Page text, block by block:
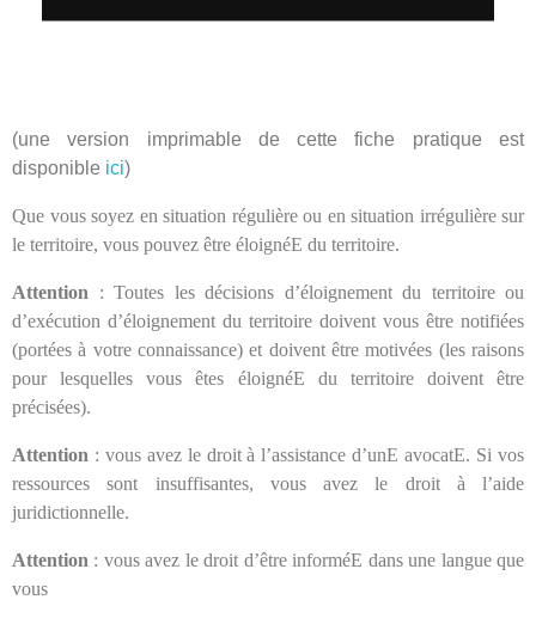
(une version imprimable de cette fiche pratique est
disponible ici)
Que vous soyez en situation régulière ou en situation irrégulière sur
le territoire, vous pouvez être éloignéE du territoire.
Attention : Toutes les décisions d’éloignement du territoire ou
d’exécution d’éloignement du territoire doivent vous être notifiées
(portées à votre connaissance) et doivent être motivées (les raisons
pour lesquelles vous êtes éloignéE du territoire doivent être
précisées).
Attention : vous avez le droit à l’assistance d’unE avocatE. Si vos
ressources sont insuffisantes, vous avez le droit à l’aide
juridictionnelle.
Attention : vous avez le droit d’être informéE dans une langue que
vous